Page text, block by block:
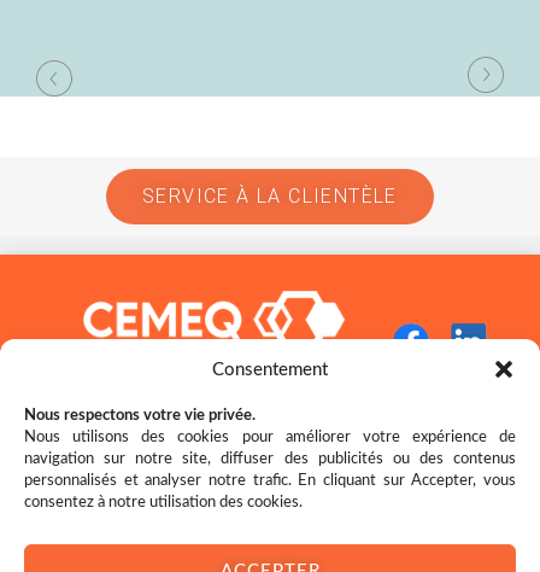
Consentement
Nous respectons votre vie privée.
Nous utilisons des cookies pour améliorer votre expérience de
navigation sur notre site, diffuser des publicités ou des contenus
personnalisés et analyser notre trafic. En cliquant sur Accepter, vous
consentez à notre utilisation des cookies.
SERVICE À LA CLIENTÈLE
Restez bien au fait des nouveautés!